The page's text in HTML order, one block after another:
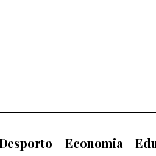
Economia